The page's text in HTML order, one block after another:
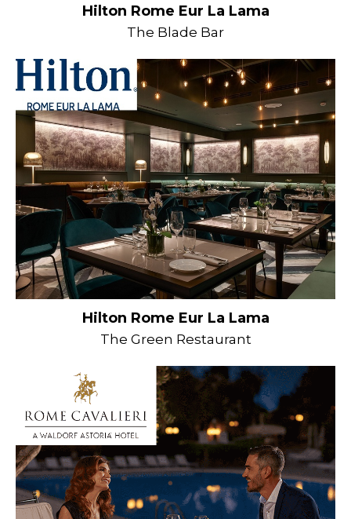
Hilton Rome Eur La Lama
The Blade Bar
Hilton Rome Eur La Lama
The Green Restaurant